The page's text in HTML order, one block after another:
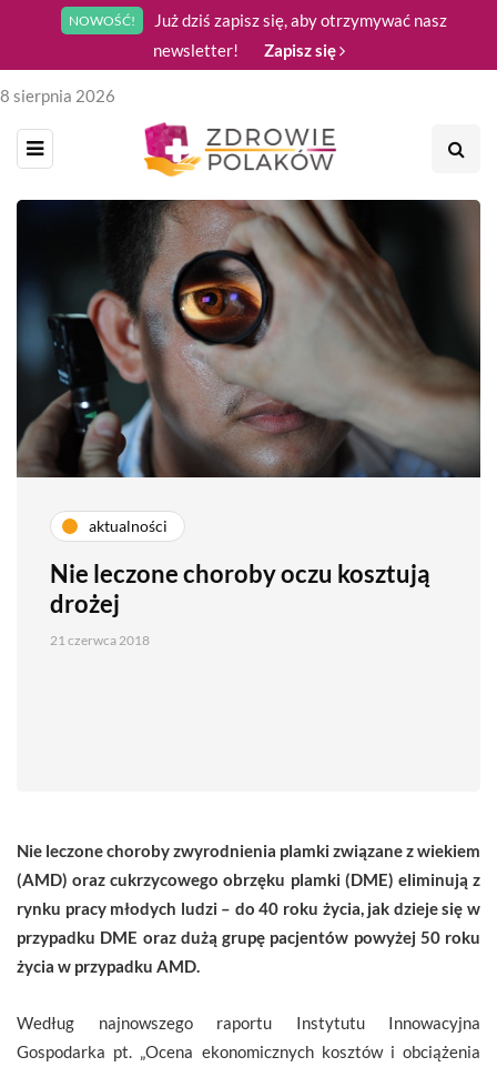
NOWOŚĆ!
Już dziś zapisz się, aby otrzymywać nasz
newsletter!
Zapisz się
8 sierpnia 2026
aktualności
Nie leczone choroby oczu kosztują
drożej
21 czerwca 2018
Nie leczone choroby zwyrodnienia plamki związane z wiekiem
(AMD) oraz cukrzycowego obrzęku plamki (DME) eliminują z
rynku pracy młodych ludzi – do 40 roku życia, jak dzieje się w
przypadku DME oraz dużą grupę pacjentów powyżej 50 roku
życia w przypadku AMD.
Według najnowszego raportu Instytutu Innowacyjna
Gospodarka pt. „Ocena ekonomicznych kosztów i obciążenia